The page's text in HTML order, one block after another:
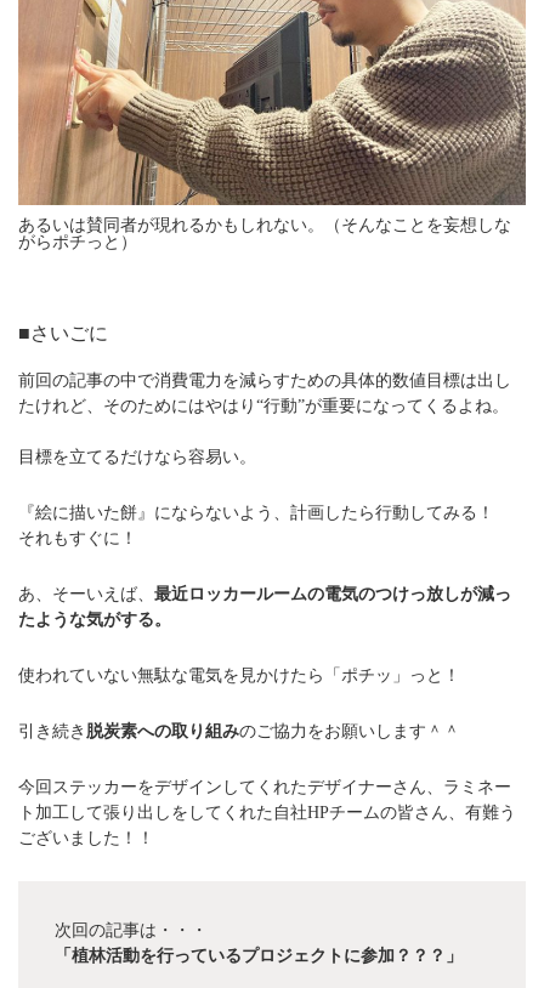
あるいは賛同者が現れるかもしれない。（そんなことを妄想しな
がらポチっと）
■さいごに
前回の記事の中で消費電力を減らすための具体的数値目標は出し
たけれど、そのためにはやはり“行動”が重要になってくるよね。
目標を立てるだけなら容易い。
『絵に描いた餅』にならないよう、計画したら行動してみる！
それもすぐに！
あ、そーいえば、 最近ロッカールームの電気のつけっ放しが減っ
たような気がする。
使われていない無駄な電気を見かけたら「ポチッ」っと！
引き続き 脱炭素への取り組みのご協力をお願いします＾＾
今回ステッカーをデザインしてくれたデザイナーさん、ラミネー
ト加工して張り出しをしてくれた自社HPチームの皆さん、有難う
ございました！！
次回の記事は・・・
「植林活動を行っているプロジェクトに参加？？？」